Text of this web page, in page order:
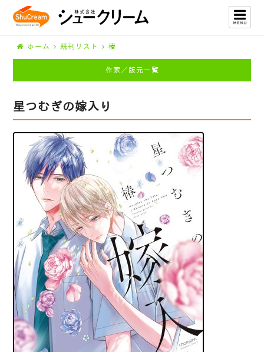
ホーム 既刊リスト 椿
作家／版元一覧
星つむぎの嫁入り